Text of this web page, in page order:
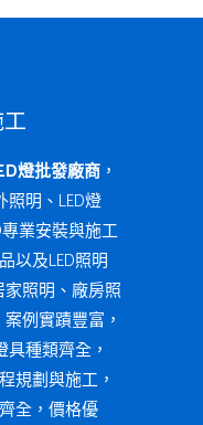
燈批發廠商 ，
照明、LED燈
專業安裝與施工
以及LED照明
照明、廠房照
例實蹟豐富，
具種類齊全，
規劃與施工，
全，價格優